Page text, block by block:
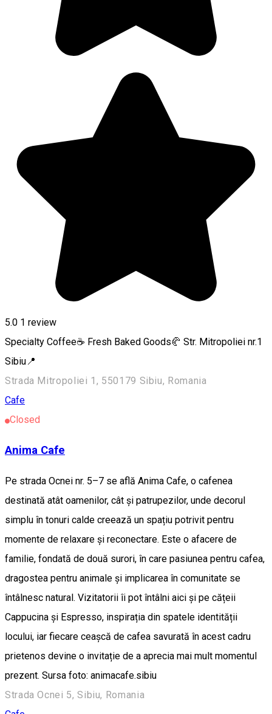
5.0 1 review
Specialty Coffee☕ Fresh Baked Goods🥐 Str. Mitropoliei nr.1
Sibiu📍
Strada Mitropoliei 1, 550179 Sibiu, Romania
Cafe
Closed
Anima Cafe
Pe strada Ocnei nr. 5–7 se află Anima Cafe, o cafenea
destinată atât oamenilor, cât și patrupezilor, unde decorul
simplu în tonuri calde creează un spațiu potrivit pentru
momente de relaxare și reconectare. Este o afacere de
familie, fondată de două surori, în care pasiunea pentru cafea,
dragostea pentru animale și implicarea în comunitate se
întâlnesc natural. Vizitatorii îi pot întâlni aici și pe cățeii
Cappucina și Espresso, inspirația din spatele identității
locului, iar fiecare ceașcă de cafea savurată în acest cadru
prietenos devine o invitație de a aprecia mai mult momentul
prezent. Sursa foto: animacafe.sibiu
Strada Ocnei 5, Sibiu, Romania